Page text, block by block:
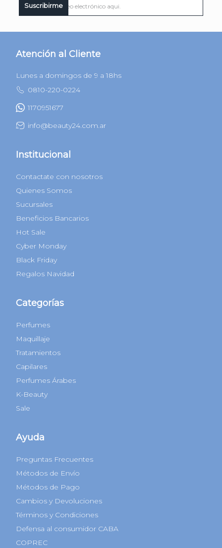
Suscribirme
Atención al Cliente
Lunes a domingos de 9 a 18hs
0810-220-0224
1170951677
info@beauty24.com.ar
Institucional
Contactate con nosotros
Quienes Somos
Sucursales
Beneficios Bancarios
Hot Sale
Cyber Monday
Black Friday
Regalos Navidad
Categorías
Perfumes
Maquillaje
Tratamientos
Capilares
Perfumes Árabes
K-Beauty
Sale
Ayuda
Preguntas Frecuentes
Métodos de Envío
Métodos de Pago
Cambios y Devoluciones
Términos y Condiciones
Defensa al consumidor CABA
COPREC